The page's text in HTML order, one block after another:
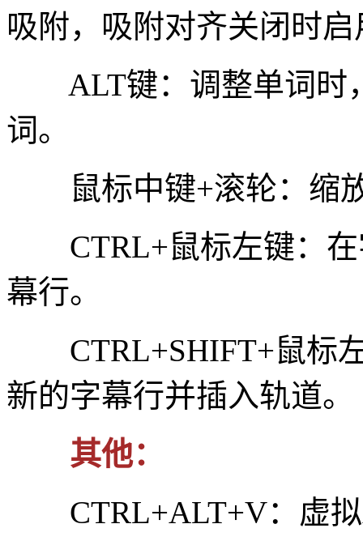
吸附，吸附对齐关闭时
ALT键：调整单词时
词。
鼠标中键+滚轮：缩
CTRL+鼠标左键：在
幕行。
CTRL+SHIFT+鼠标左
新的字幕行并插入轨道。
其他：
CTRL+ALT+V：虚拟